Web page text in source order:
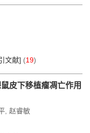
文献] (19)
皮下移植瘤凋亡作用
, 赵睿敏